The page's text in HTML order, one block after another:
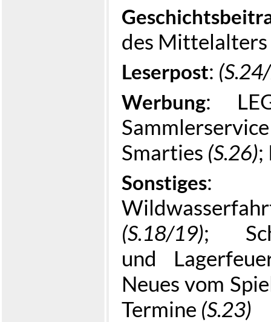
des
Leserpost:
Werbung:
Smarties (S.26);
Sonstiges:
(S.18/19);
und
Neues vom
Termine (S.23)